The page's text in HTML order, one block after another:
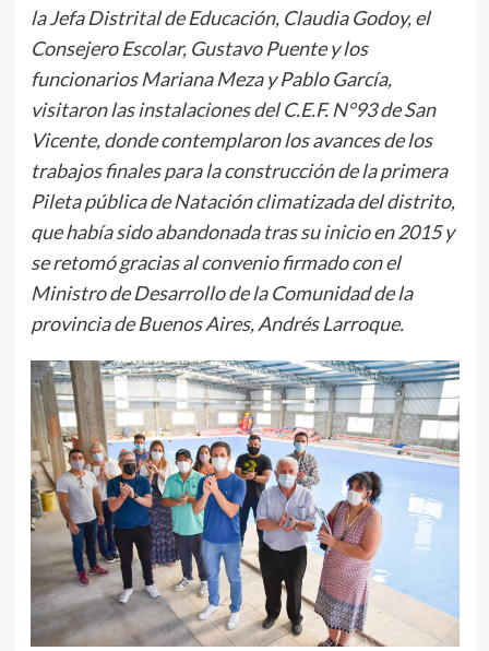
la Jefa Distrital de Educación, Claudia Godoy, el
Consejero Escolar, Gustavo Puente y los
funcionarios Mariana Meza y Pablo García,
visitaron las instalaciones del C.E.F. N°93 de San
Vicente, donde contemplaron los avances de los
trabajos finales para la construcción de la primera
Pileta pública de Natación climatizada del distrito,
que había sido abandonada tras su inicio en 2015 y
se retomó gracias al convenio firmado con el
Ministro de Desarrollo de la Comunidad de la
provincia de Buenos Aires, Andrés Larroque.